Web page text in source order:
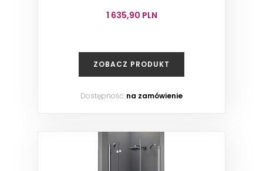
1 635,90 PLN
ZOBACZ PRODUKT
Dostępność: na zamówienie